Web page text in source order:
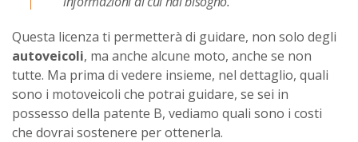
Questa licenza ti permetterà di guidare, non solo degli
autoveicoli, ma anche alcune moto, anche se non
tutte. Ma prima di vedere insieme, nel dettaglio, quali
sono i motoveicoli che potrai guidare, se sei in
possesso della patente B, vediamo quali sono i costi
che dovrai sostenere per ottenerla.